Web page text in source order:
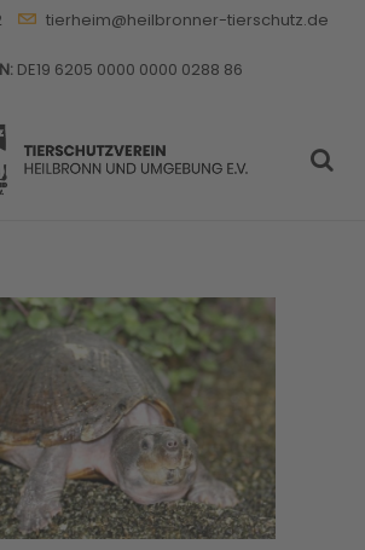
tierheim@heilbronner-tierschutz.de
DE19 6205 0000 0000 0288 86